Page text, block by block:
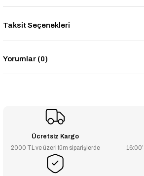
Taksit Seçenekleri
Yorumlar (0)
Ücretsiz Kargo
2000 TL ve üzeri tüm siparişlerde